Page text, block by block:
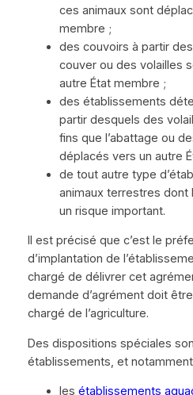
ces animaux sont
membre ;
des couvoirs à partir
couver ou des volailles
autre État membre ;
des établissements
partir desquels des
fins que l’abattage ou
déplacés vers un autre
de tout autre type
animaux terrestres
un risque important.
Il est précisé que c’est le
d’implantation de
chargé de délivrer cet
demande d’agrément doit
chargé de l’agriculture.
Des dispositions spéciales
établissements, et
les établissements